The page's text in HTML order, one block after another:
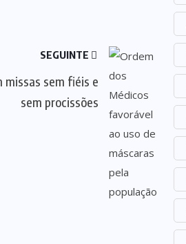
SEGUINTE
missas sem fiéis e
sem procissões